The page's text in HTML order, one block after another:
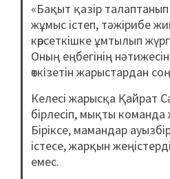
«Бақыт қазір
жұмыс істеп, тәжірибе
көрсеткішке ұмтылып
Оның еңбегінің
өткізетін жарыстардан
Келесі жарысқа Қайрат
бірлесіп, мықты
Біріксе, мамандар
істесе, жарқын
емес.